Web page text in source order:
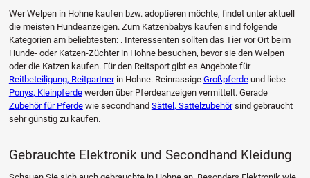
Wer Welpen in Hohne kaufen bzw. adoptieren möchte, findet unter aktuell
die meisten Hundeanzeigen. Zum Katzenbabys kaufen sind folgende
Kategorien am beliebtesten: . Interessenten sollten das Tier vor Ort beim
Hunde- oder Katzen-Züchter in Hohne besuchen, bevor sie den Welpen
oder die Katzen kaufen. Für den Reitsport gibt es Angebote für
Reitbeteiligung, Reitpartnerin Hohne. Reinrassige Großpferdeund liebe
Ponys, Kleinpferdewerden über Pferdeanzeigen vermittelt. Gerade
Zubehör für Pferdewie secondhand Sättel, Sattelzubehörsind gebraucht
sehr günstig zu kaufen.
Gebrauchte Elektronik und Secondhand Kleidung